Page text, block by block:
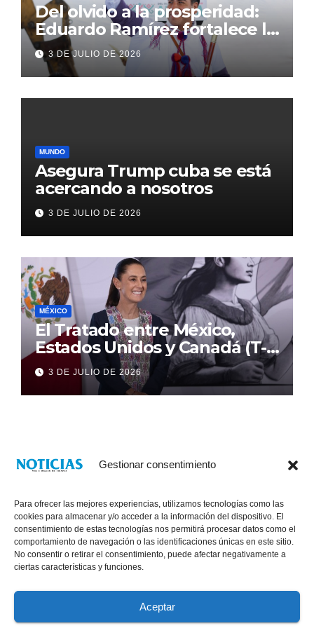
Gestionar consentimiento
Para ofrecer las mejores experiencias, utilizamos tecnologías como las
cookies para almacenar y/o acceder a la información del dispositivo. El
consentimiento de estas tecnologías nos permitirá procesar datos como el
comportamiento de navegación o las identificaciones únicas en este sitio.
No consentir o retirar el consentimiento, puede afectar negativamente a
ciertas características y funciones.
Aceptar
Del olvido a la prosperidad:
Eduardo Ramírez fortalece la
transformación de Aldama
con inversión histórica
3 DE JULIO DE 2026
MUNDO
Asegura Trump cuba se está
acercando a nosotros
3 DE JULIO DE 2026
MÉXICO
El Tratado entre México,
Estados Unidos y Canadá (T-
MEC) se mantiene hasta el
2036: Presidenta Claudia
Sheinbaum
3 DE JULIO DE 2026
® Derechos Reservados 2026|
Chiapas. VENTAS: 961 6120154